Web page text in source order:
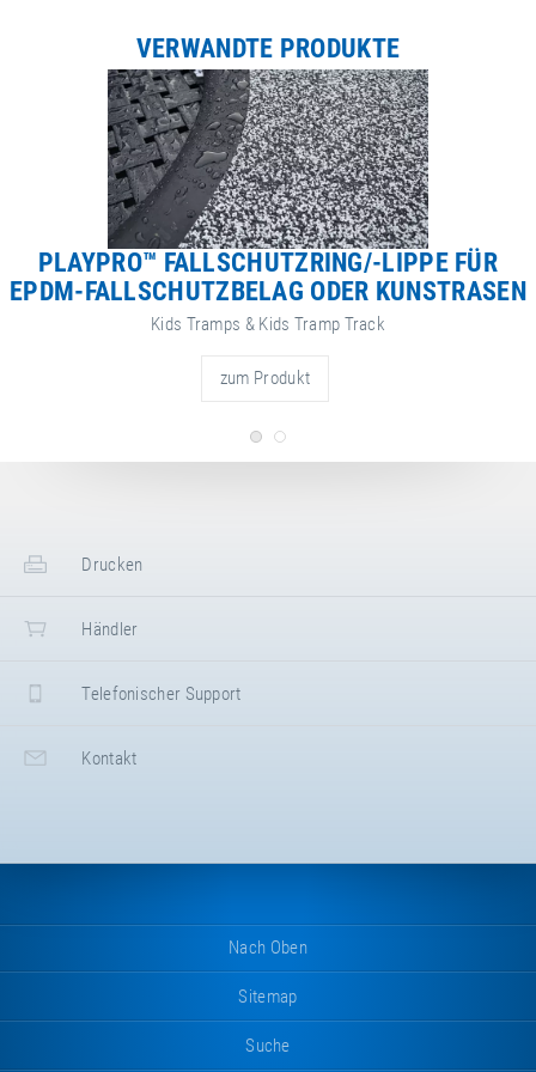
Gebrauchs-, Wartungs- &
Montageanleitungen
Klebeanleitung
Fallschutzplatten | Spielplatz-
Trampoline
Gebrauchs-, Wartungs- &
Montageanleitungen
Kids Tramp – Einbaubeispiel
mit EPDM-Fallschutzbelag &
Kunstrasen
Gebrauchs-, Wartungs- &
Stützwinkel zur
Rahmenverstärkung | Kids
Sprungausschnittmaße
Kids Tramp 150 × 150 cm - MIT
Betonauflager
Einbauzeichnung
Kids Tramp 150 × 150 cm -
VERWANDTE PRODUKTE
PLAYPRO™ FALLSCHUTZRING/-LIPPE FÜR
EPDM-FALLSCHUTZBELAG ODER KUNSTRASEN
Kids Tramps & Kids Tramp Track
zum Produkt
Drucken
Händler
Telefonischer Support
Kontakt
Nach Oben
Sitemap
Suche